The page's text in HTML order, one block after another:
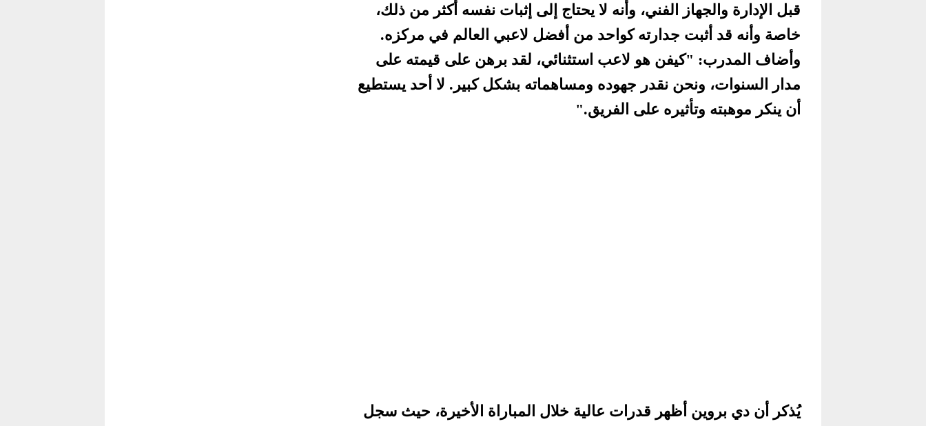
قبل الإدارة والجهاز الفني، وأنه لا يحتاج إلى إثبات نفسه أكثر من ذلك،
خاصة وأنه قد أثبت جدارته كواحد من أفضل لاعبي العالم في مركزه.
وأضاف المدرب: "كيفن هو لاعب استثنائي، لقد برهن على قيمته على
مدار السنوات، ونحن نقدر جهوده ومساهماته بشكل كبير. لا أحد يستطيع
أن ينكر موهبته وتأثيره على الفريق."
يُذكر أن دي بروين أظهر قدرات عالية خلال المباراة الأخيرة، حيث سجل